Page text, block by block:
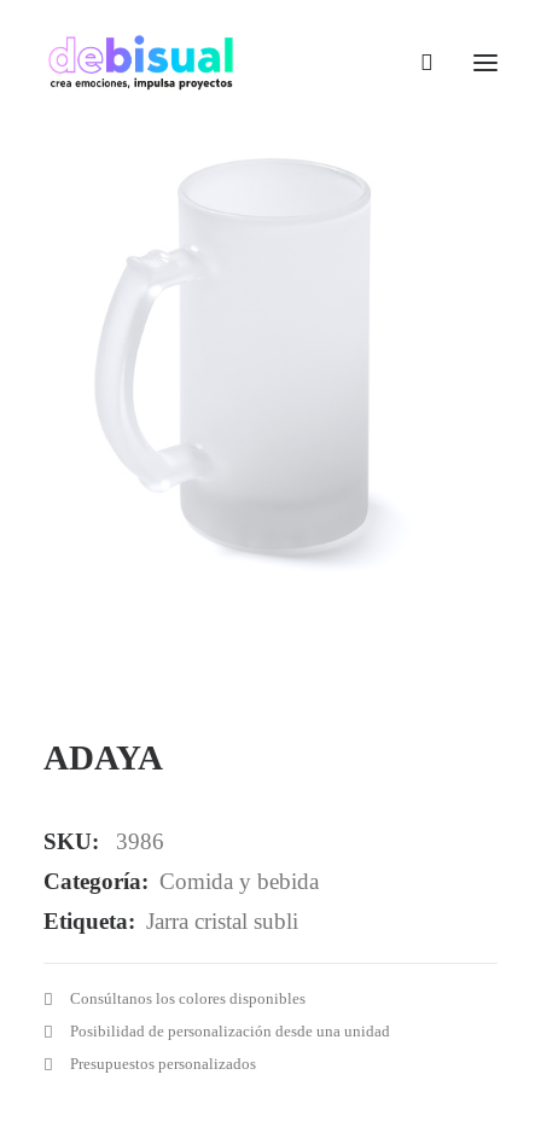
ADAYA
SKU:
3986
Categoría: Comida y bebida
Etiqueta: Jarra cristal subli
Consúltanos los colores disponibles
Posibilidad de personalización desde una unidad
Presupuestos personalizados